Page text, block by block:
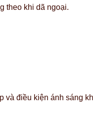
theo khi dã ngoại.
và điều kiện ánh sáng